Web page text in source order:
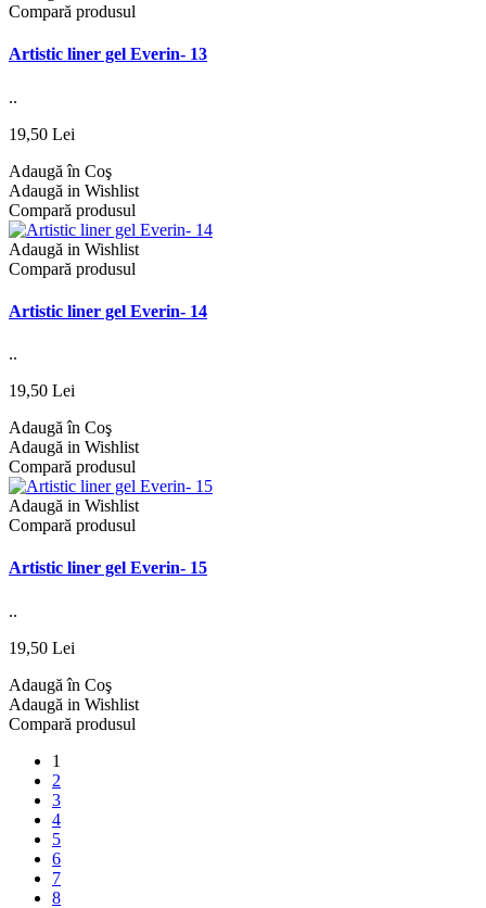
Compară produsul
Artistic liner gel Everin- 13
..
19,50 Lei
Adaugă în Coş
Adaugă in Wishlist
Compară produsul
Adaugă in Wishlist
Compară produsul
Artistic liner gel Everin- 14
..
19,50 Lei
Adaugă în Coş
Adaugă in Wishlist
Compară produsul
Adaugă in Wishlist
Compară produsul
Artistic liner gel Everin- 15
..
19,50 Lei
Adaugă în Coş
Adaugă in Wishlist
Compară produsul
1
2
3
4
5
6
7
8